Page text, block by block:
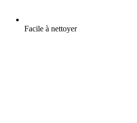
Facile à nettoyer